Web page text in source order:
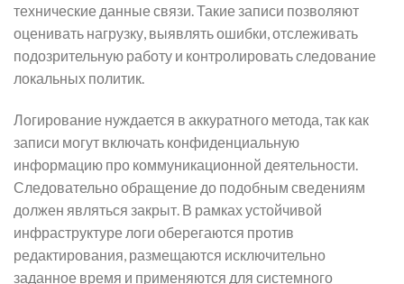
технические данные связи. Такие записи позволяют
оценивать нагрузку, выявлять ошибки, отслеживать
подозрительную работу и контролировать следование
локальных политик.
Логирование нуждается в аккуратного метода, так как
записи могут включать конфиденциальную
информацию про коммуникационной деятельности.
Следовательно обращение до подобным сведениям
должен являться закрыт. В рамках устойчивой
инфраструктуре логи оберегаются против
редактирования, размещаются исключительно
заданное время и применяются для системного